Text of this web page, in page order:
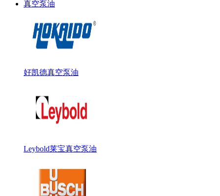
真空泵油
好凯德真空泵油
Leybold莱宝真空泵油